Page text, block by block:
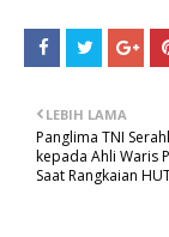
LEBIH LAMA
Panglima TNI
kepada Ahli Waris
Saat Rangkaian